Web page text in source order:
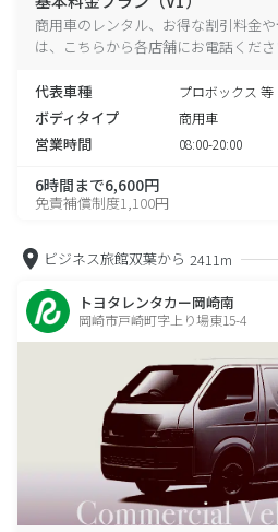
商用車のレンタル、お得な割引料金
は、こちらから各店舗にお電話くださ
代表車種 プロボックス 等
ボディタイプ 商用車
営業時間 08:00-20:00
6時間まで6,600円
免責補償制度1,100円
ビジネス旅館双葉から 2411m
トヨタレンタカー岡崎南
岡崎市戸崎町字上り場東15-4